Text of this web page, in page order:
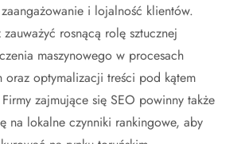
i lojalność klientów.
rosnącą rolę sztucznej
maszynowego w procesach
oraz optymalizacji treści pod kątem
zajmujące się SEO powinny także
na lokalne czynniki rankingowe, aby